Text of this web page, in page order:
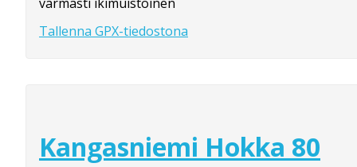
Tallenna GPX-tiedostona
Kangasniemi Hokka 80